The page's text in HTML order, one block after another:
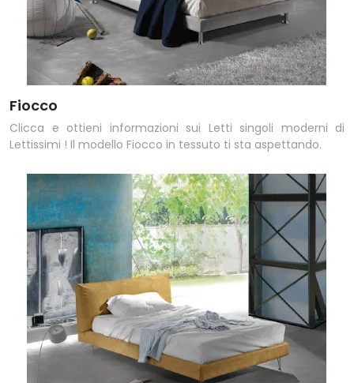
Fiocco
Clicca e ottieni informazioni sui Letti singoli moderni di
Lettissimi ! Il modello Fiocco in tessuto ti sta aspettando.